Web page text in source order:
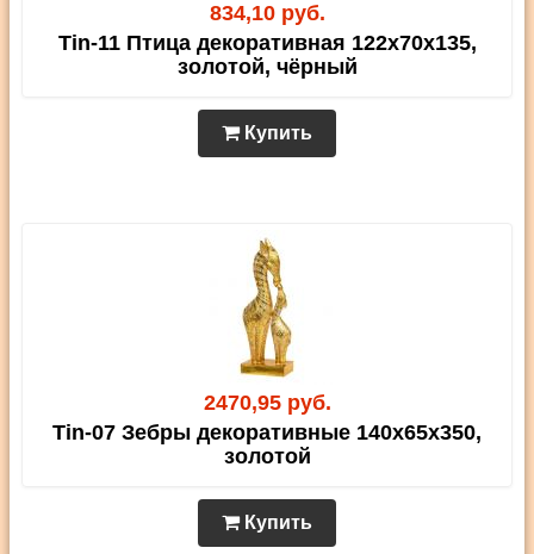
834,10 руб.
Tin-11 Птица декоративная 122х70х135,
золотой, чёрный
Купить
2470,95 руб.
Tin-07 Зебры декоративные 140х65х350,
золотой
Купить